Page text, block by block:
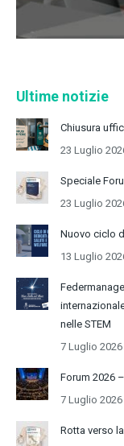
Ultime notizie
Chiusura
23 Luglio
Speciale
23 Luglio
Nuovo ciclo
13 Luglio
nelle STEM
7 Luglio 2026
Forum 2026
7 Luglio 2026
Rotta verso